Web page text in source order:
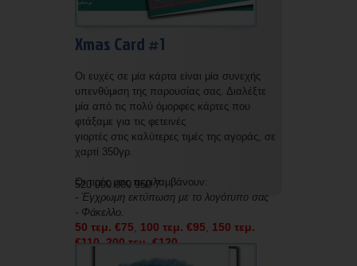
Xmas Card #1
Οι ευχές σε μία κάρτα είναι μία συνεχής
υπενθύμιση της παρουσίας σας. Διαλέξτε
μία από τις πολύ όμορφες κάρτες που
φτάξαμε για τις φετεινές
γιορτές στις καλύτερες τιμές της αγοράς, σε
χαρτί 350γρ.
Οι τιμές μας περιλαμβάνουν:
- Έγχρωμη εκτύπωση με το λογότυπο σας
- Φάκελλο.
50 τεμ. €75, 100 τεμ. €95, 150 τεμ.
€110
200 τεμ. €120
520 000 000 950 7